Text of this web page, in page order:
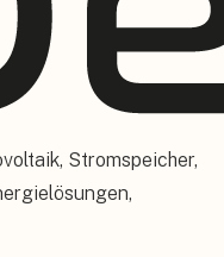
Stromspeicher,